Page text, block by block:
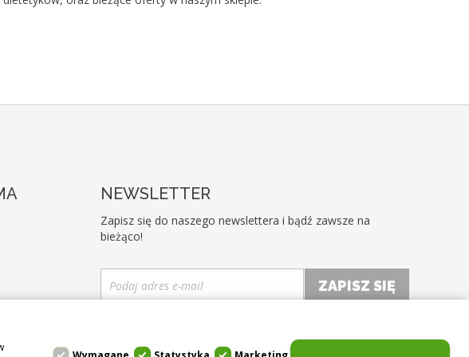
NEWSLETTER
Zapisz się do naszego newslettera i bądź zawsze na
bieżąco!